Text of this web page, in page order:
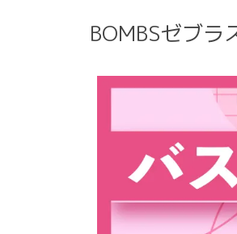
BOMBSゼブ